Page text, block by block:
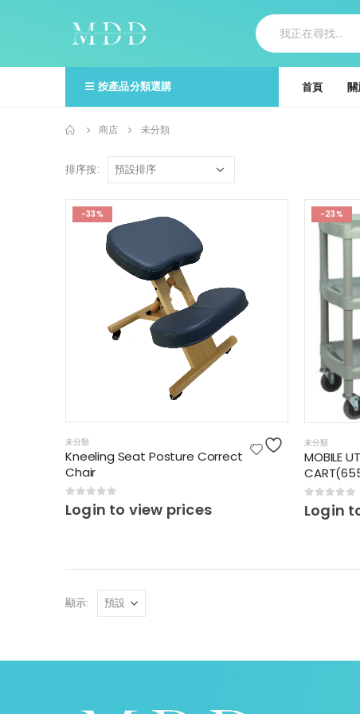
按產品分類選購 首頁
商店 未分類
排序按:
-33%
未分類
Kneeling Seat Posture Correct
Chair
0 out of 5
Login to view prices
-23%
未分類
MOBILE
0 out of
Login
顯示: